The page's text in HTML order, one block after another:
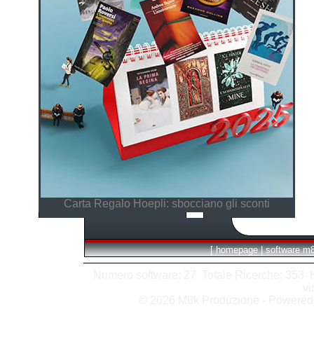
Carta Regalo Hoepli: sbocciano gli sconti
[ homepage | software